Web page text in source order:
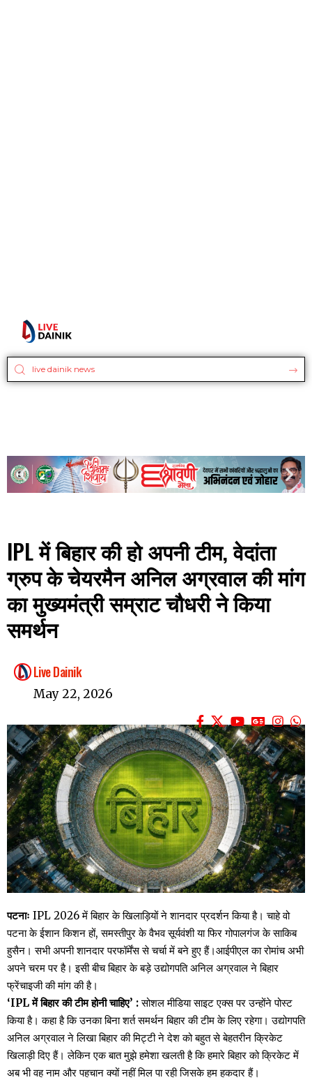
IPL में बिहार की हो अपनी टीम, वेदांता
ग्रुप के चेयरमैन अनिल अग्रवाल की मांग
का मुख्यमंत्री सम्राट चौधरी ने किया
समर्थन
Live Dainik
May 22, 2026
पटनाः IPL 2026 में बिहार के खिलाड़ियों ने शानदार प्रदर्शन किया है। चाहे वो
पटना के ईशान किशन हों, समस्तीपुर के वैभव सूर्यवंशी या फिर गोपालगंज के साकिब
हुसैन। सभी अपनी शानदार परफॉर्मेंस से चर्चा में बने हुए हैं।आईपीएल का रोमांच अभी
अपने चरम पर है। इसी बीच बिहार के बड़े उद्योगपति अनिल अग्रवाल ने बिहार
फ्रेंचाइजी की मांग की है।
‘IPL में बिहार की टीम होनी चाहिए’ :सोशल मीडिया साइट एक्स पर उन्होंने पोस्ट
किया है। कहा है कि उनका बिना शर्त समर्थन बिहार की टीम के लिए रहेगा। उद्योगपति
अनिल अग्रवाल ने लिखा बिहार की मिट्टी ने देश को बहुत से बेहतरीन क्रिकेट
खिलाड़ी दिए हैं। लेकिन एक बात मुझे हमेशा खलती है कि हमारे बिहार को क्रिकेट में
अब भी वह नाम और पहचान क्यों नहीं मिल पा रही जिसके हम हकदार हैं।